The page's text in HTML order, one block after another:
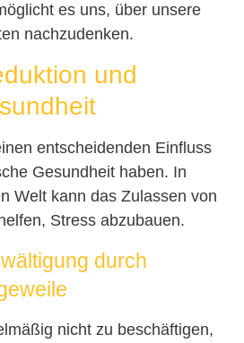
es uns, über unsere
nachzudenken.
und
entscheidenden Einfluss
Gesundheit haben. In
Welt kann das Zulassen von
Stress abzubauen.
durch
nicht zu beschäftigen,